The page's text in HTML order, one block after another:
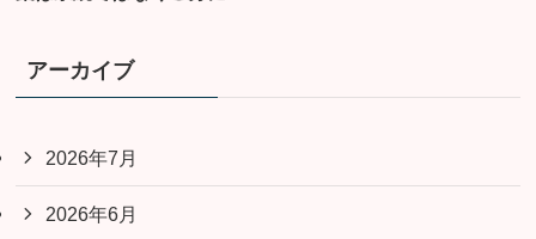
アーカイブ
2026年7月
2026年6月